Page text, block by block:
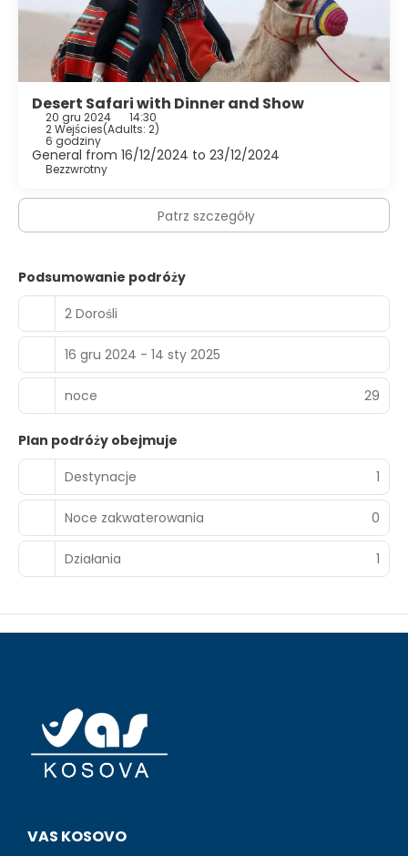
Desert Safari with Dinner and Show
20 gru 2024 14:30
2 Wejścies(Adults: 2)
6 godziny
General from 16/12/2024 to 23/12/2024
Bezzwrotny
Patrz szczegóły
Podsumowanie podróży
2 Dorośli
16 gru 2024 - 14 sty 2025
noce 29
Plan podróży obejmuje
Destynacje
1
Noce zakwaterowania 0
Działania 1
VAS KOSOVO